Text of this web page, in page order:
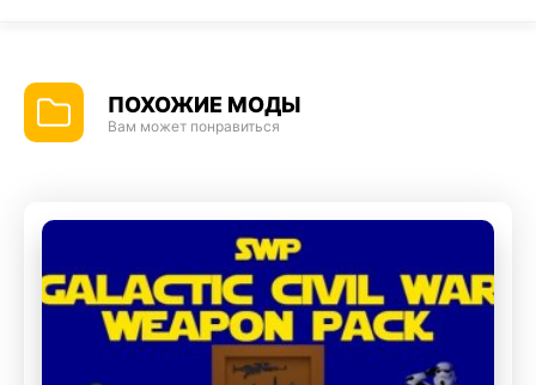
ПОХОЖИЕ МОДЫ
Вам может понравиться